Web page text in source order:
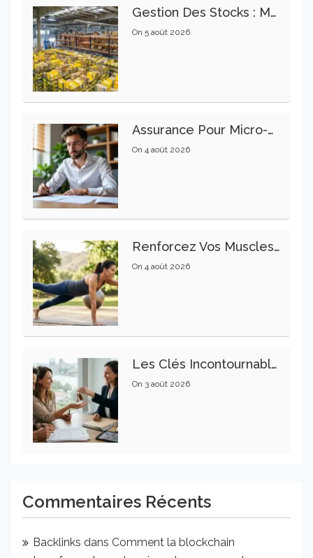
Gestion Des Stocks : Meilleures Pratiques Intralogistiques
On 5 août 2026
Assurance Pour Micro-Entrepreneur : Les Garanties Essentielles À Connaître
On 4 août 2026
Renforcez Vos Muscles Profonds Pour Apaiser Votre Mal De Dos
On 4 août 2026
Les Clés Incontournables Pour Réussir Vos Transactions Immobilières
On 3 août 2026
Commentaires Récents
Backlinks dans Comment la blockchain